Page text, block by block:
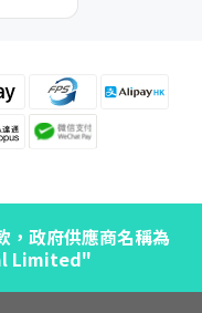
，政府供應商名稱為
Limited"